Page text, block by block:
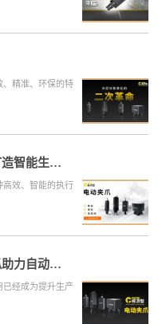
、精准、环保的特
电动夹爪：简化设计，提升效率，打造智能生产新体验
高效、智能的执行
突破传统气动局限，米思米电动夹爪助力自动化升级
经成为提升生产